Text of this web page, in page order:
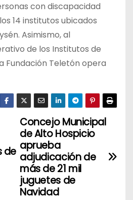
con discapacidad
14 institutos ubicados
Asimismo, al
de los Institutos de
Fundación Teletón opera
Concejo Municipal
de Alto Hospicio
aprueba
adjudicación de
más de 21 mil
juguetes de
Navidad
de